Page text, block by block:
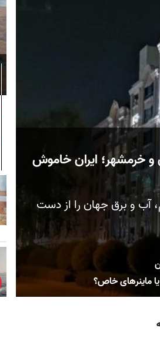
و خرمشهر؛ ایران خاموش
آب و برق جهان را از دست
ماینرهای خاص؟